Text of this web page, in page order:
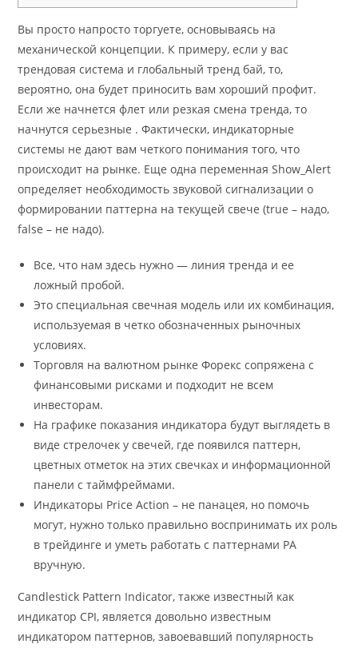
Вы просто напросто торгуете, основываясь на
механической концепции. К примеру, если у вас
трендовая система и глобальный тренд бай, то,
вероятно, она будет приносить вам хороший профит.
Если же начнется флет или резкая смена тренда, то
начнутся серьезные . Фактически, индикаторные
системы не дают вам четкого понимания того, что
происходит на рынке. Еще одна переменная Show_Alert
определяет необходимость звуковой сигнализации о
формировании паттерна на текущей свече (true – надо,
false – не надо).
Все, что нам здесь нужно — линия тренда и ее
ложный пробой.
Это специальная свечная модель или их комбинация,
используемая в четко обозначенных рыночных
условиях.
Торговля на валютном рынке Форекс сопряжена с
финансовыми рисками и подходит не всем
инвесторам.
На графике показания индикатора будут выглядеть в
виде стрелочек у свечей, где появился паттерн,
цветных отметок на этих свечках и информационной
панели с таймфреймами.
Индикаторы Price Action – не панацея, но помочь
могут, нужно только правильно воспринимать их роль
в трейдинге и уметь работать с паттернами РА
вручную.
Candlestick Pattern Indicator, также известный как
индикатор CPI, является довольно известным
индикатором паттернов, завоевавший популярность